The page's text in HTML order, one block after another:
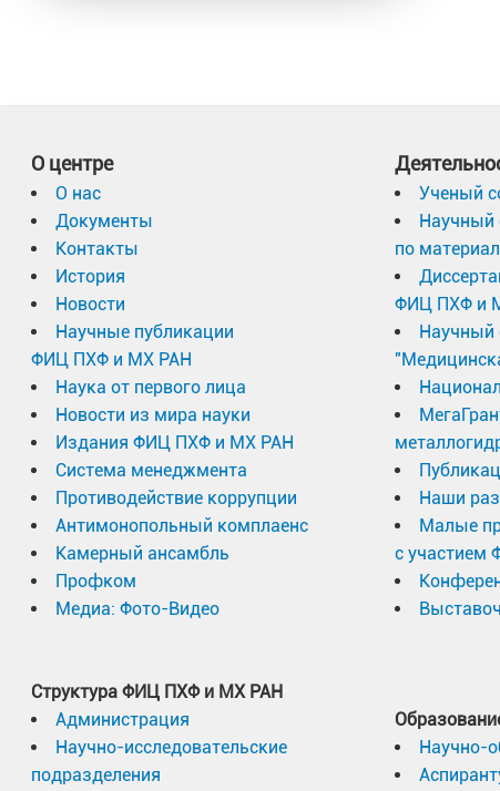
О центре
О нас
Документы
Контакты
История
Новости
Научные публикации
ФИЦ ПХФ и МХ РАН
Наука от первого лица
Новости из мира науки
Издания ФИЦ ПХФ и МХ РАН
Система менеджмента
Противодействие коррупции
Антимонопольный комплаенс
Камерный ансамбль
Профком
Медиа: Фото-Видео
Структура ФИЦ ПХФ и МХ РАН
Администрация
Научно-исследовательские
подразделения
Ученый
Научный
по
ФИЦ ПХФ и
Научный
Наши
Малые
с
Научно-